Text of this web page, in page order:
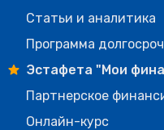
Статьи и аналитика
Программа
Эстафета "Мои
Партнерское
Онлайн-курс